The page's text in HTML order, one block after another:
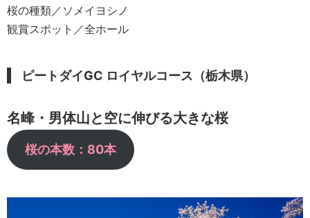
桜の種類／ソメイヨシノ
観賞スポット／全ホール
ピートダイGC ロイヤルコース（栃木県）
名峰・男体山と空に伸びる大きな桜
桜の本数：80本